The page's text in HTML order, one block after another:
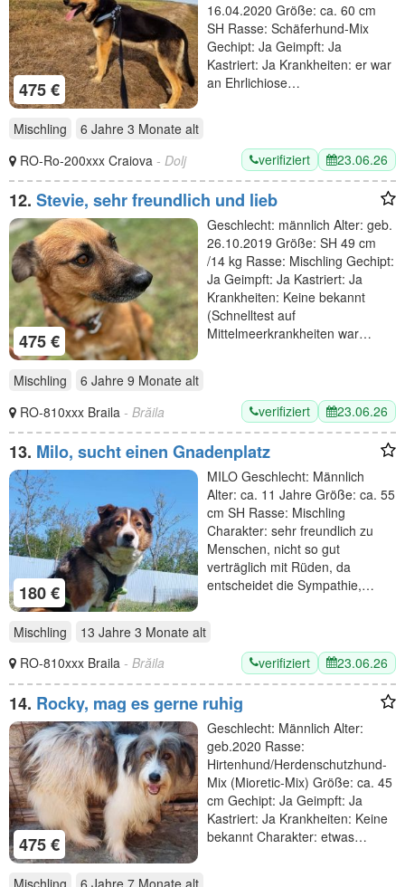
475 €
16.04.2020 Größe: ca. 60 cm
SH Rasse: Schäferhund-Mix
Gechipt: Ja Geimpft: Ja
Kastriert: Ja Krankheiten: er war
an Ehrlichiose…
Mischling 6 Jahre 3 Monate alt
RO-Ro-200xxx Craiova - Dolj verifiziert 23.06.26
12. Stevie, sehr freundlich und lieb
475 €
Geschlecht: männlich Alter: geb.
26.10.2019 Größe: SH 49 cm
/14 kg Rasse: Mischling Gechipt:
Ja Geimpft: Ja Kastriert: Ja
Krankheiten: Keine bekannt
(Schnelltest auf
Mittelmeerkrankheiten war…
Mischling 6 Jahre 9 Monate alt
RO-810xxx Braila - Brăila verifiziert 23.06.26
13. Milo, sucht einen Gnadenplatz
180 €
MILO Geschlecht: Männlich
Alter: ca. 11 Jahre Größe: ca. 55
cm SH Rasse: Mischling
Charakter: sehr freundlich zu
Menschen, nicht so gut
verträglich mit Rüden, da
entscheidet die Sympathie,…
Mischling 13 Jahre 3 Monate alt
RO-810xxx Braila - Brăila verifiziert 23.06.26
14. Rocky, mag es gerne ruhig
475 €
Geschlecht: Männlich Alter:
geb.2020 Rasse:
Hirtenhund/Herdenschutzhund-
Mix (Mioretic-Mix) Größe: ca. 45
cm Gechipt: Ja Geimpft: Ja
Kastriert: Ja Krankheiten: Keine
bekannt Charakter: etwas…
Mischling 6 Jahre 7 Monate alt